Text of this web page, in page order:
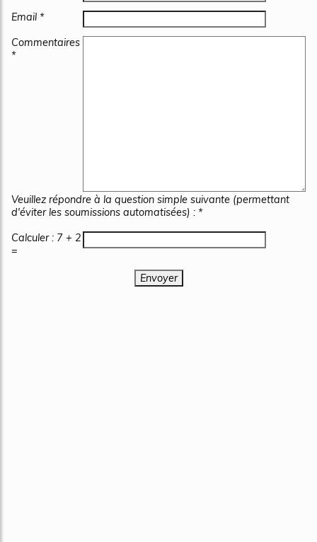
Email *
Commentaires
*
Veuillez répondre à la question simple suivante (permettant
d'éviter les soumissions automatisées) : *
Calculer : 7 + 2
=